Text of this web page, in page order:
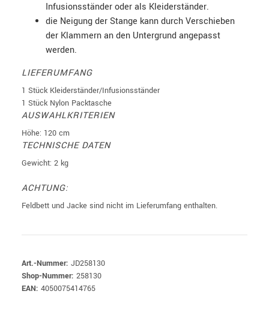
Infusionsständer oder als Kleiderständer.
die Neigung der Stange kann durch Verschieben
der Klammern an den Untergrund angepasst
werden.
LIEFERUMFANG
1 Stück Kleiderständer/Infusionsständer
1 Stück Nylon Packtasche
AUSWAHLKRITERIEN
Höhe: 120 cm
TECHNISCHE DATEN
Gewicht: 2 kg
ACHTUNG:
Feldbett und Jacke sind nicht im Lieferumfang enthalten.
Art.-Nummer: JD258130
Shop-Nummer: 258130
EAN: 4050075414765